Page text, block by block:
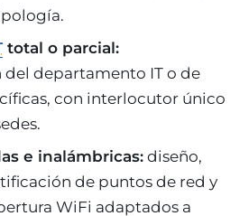
total o parcial:
departamento IT o de
con interlocutor único
e inalámbricas: diseño,
de puntos de red y
WiFi adaptados a